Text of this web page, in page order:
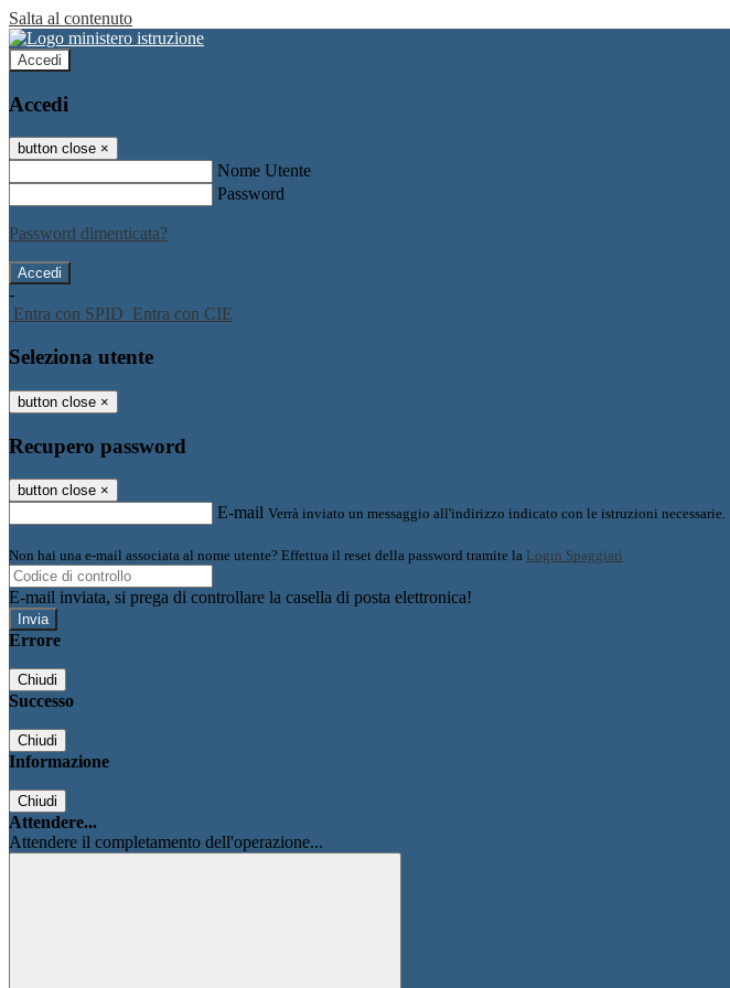
Salta al contenuto
Accedi
Accedi
button close ×
Nome Utente
Password
Password dimenticata?
-
Entra con SPID Entra con CIE
Seleziona utente
button close ×
Recupero password
button close ×
E-mail Verrà inviato un messaggio all'indirizzo indicato con le istruzioni necessarie.
Non hai una e-mail associata al nome utente? Effettua il reset della password tramite la Login Spaggiari
E-mail inviata, si prega di controllare la casella di posta elettronica!
Errore
Chiudi
Successo
Chiudi
Informazione
Chiudi
Attendere...
Attendere il completamento dell'operazione...